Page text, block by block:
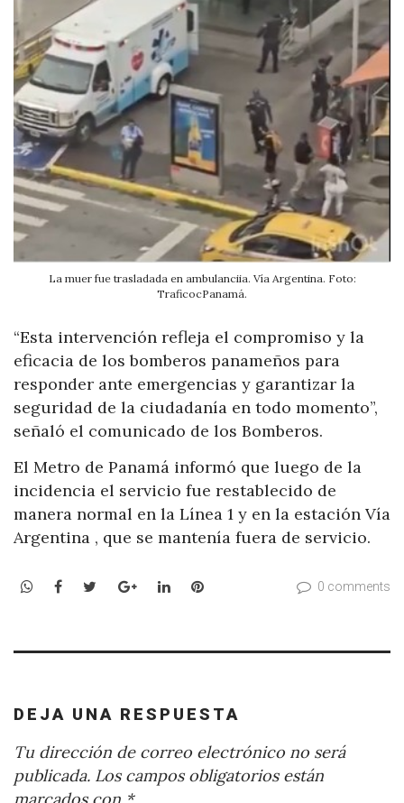
La muer fue trasladada en ambulanciia. Vía Argentina. Foto:
TraficocPanamá.
“Esta intervención refleja el compromiso y la
eficacia de los bomberos panameños para
responder ante emergencias y garantizar la
seguridad de la ciudadanía en todo momento”,
señaló el comunicado de los Bomberos.
El Metro de Panamá informó que luego de la
incidencia el servicio fue restablecido de
manera normal en la Línea 1 y en la estación Vía
Argentina , que se mantenía fuera de servicio.
WhatsApp
Facebook
TwitterGoogle+LinkedInPinterest 0 comments
DEJA UNA RESPUESTA
Tu dirección de correo electrónico no será
publicada. Los campos obligatorios están